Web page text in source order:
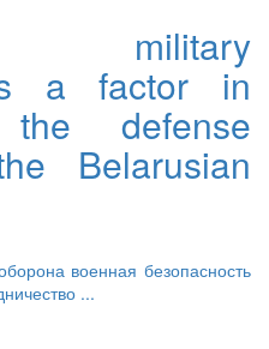
military
a factor in
the defense
Belarusian
военная безопасность
...